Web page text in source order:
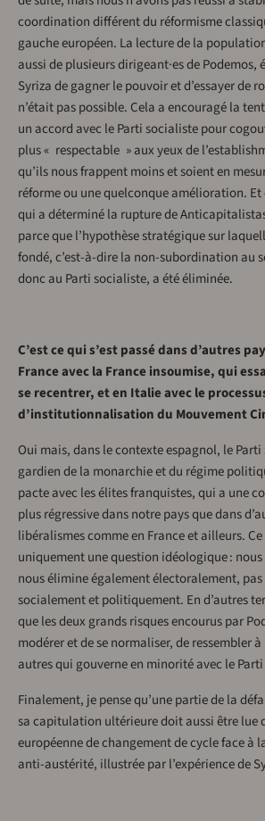
coordination différent du réformisme
gauche européen. La lecture de la
aussi de plusieurs dirigeant·es de Podemos,
Syriza de gagner le pouvoir et d’essayer de
n’était pas possible. Cela a encouragé la
un accord avec le Parti socialiste pour
plus « respectable » aux yeux de
qu’ils nous frappent moins et soient en
réforme ou une quelconque amélioration. Et
qui a déterminé la rupture de
parce que l’hypothèse stratégique sur
fondé, c’est-à-dire la non-subordination au
donc au Parti socialiste, a été éliminée.
C’est ce qui s’est passé dans d’autres
France avec la France insoumise, qui
se recentrer, et en Italie avec le
d’institutionnalisation du Mouvement
Oui mais, dans le contexte espagnol, le
gardien de la monarchie et du régime
pacte avec les élites franquistes, qui a une
plus régressive dans notre pays que dans
libéralismes comme en France et ailleurs. Ce
uniquement une question idéologique :
nous élimine également électoralement,
socialement et politiquement. En d’autres
que les deux grands risques encourus par
modérer et de se normaliser, de ressembler
autres qui gouverne en minorité avec le
Finalement, je pense qu’une partie de la
sa capitulation ultérieure doit aussi être lue
européenne de changement de cycle face à
anti-austérité, illustrée par l’expérience de